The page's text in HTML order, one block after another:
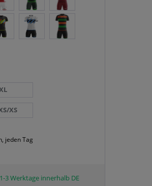
XS
jeden Tag
3 Werktage innerhalb DE